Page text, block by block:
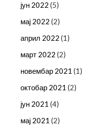
јун 2022 (5)
мај 2022 (2)
април 2022 (1)
март 2022 (2)
новембар 2021 (1)
октобар 2021 (2)
јун 2021 (4)
мај 2021 (2)